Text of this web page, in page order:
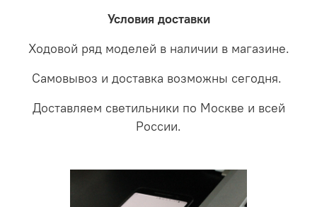
Условия доставки
Ходовой ряд моделей в наличии в магазине.
Самовывоз и доставка возможны сегодня.
Доставляем светильники по Москве и всей
России.